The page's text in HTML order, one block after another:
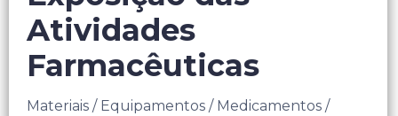
Atividades
Farmacêuticas
Materiais / Equipamentos / Medicamentos /